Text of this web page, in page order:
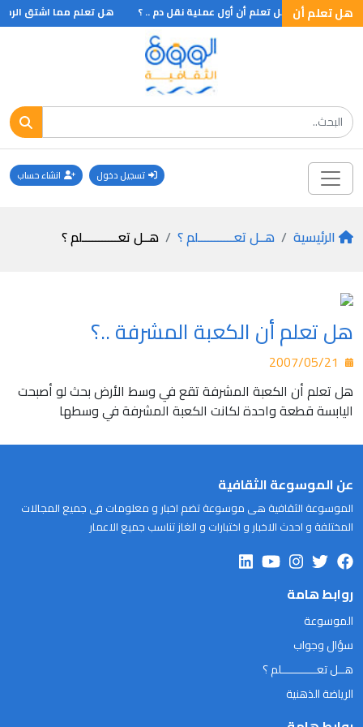
هل تعلم أن
الصلاة هل تعلم أن أول عملية نقل دم .. ؟ هل تعلم مما اشتق الرمز
تسجيل دخول انشاء حساب
الرئيسية هــل تعـــــــــــلم ؟ هــل تعـــــــــــلم ؟
هل تعلم أن الكعبة المشرفة ..؟
هل تعلم أن الكعبة المشرفة تقع في وسط الأرض بحث لو أصبحت
اليابسة قطعة واحدة لكانت الكعبة المشرفة في وسطها
عن الموسوعة الثقافية
الموسوعة الثقافية هى موسوعة تضم اخبار و معلومات فى جميع المجالات
المختلفة و احدث الاخبار و اختبارات و الغاز تناسب جميع الاعمار
روابط هامة
الموسوعة
سؤال وجواب
هــل تعـــــــــــلم ؟
الرياضة الذهنية